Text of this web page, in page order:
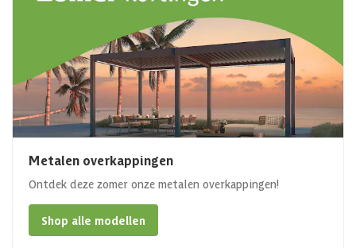
Metalen overkappingen
Ontdek deze zomer onze metalen overkappingen!
Shop alle modellen